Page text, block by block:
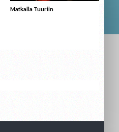
Matkalla Tuuriin